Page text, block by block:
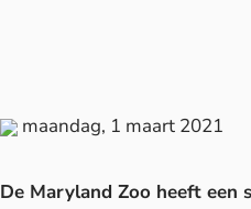
maandag, 1 maart 2021
De Maryland Zoo heeft een